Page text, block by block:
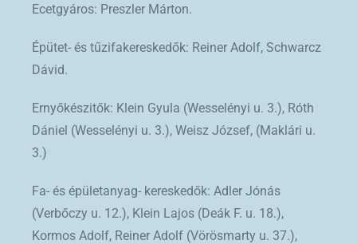
Ecetgyáros: Preszler Márton.
Épütet- és tűzifakereskedők: Reiner Adolf, Schwarcz
Dávid.
Ernyőkészitők: Klein Gyula (Wesselényi u. 3.), Róth
Dániel (Wesselényi u. 3.), Weisz József, (Maklári u.
3.)
Fa- és épületanyag- kereskedők: Adler Jónás
(Verbőczy u. 12.), Klein Lajos (Deák F. u. 18.),
Kormos Adolf, Reiner Adolf (Vörösmarty u. 37.),